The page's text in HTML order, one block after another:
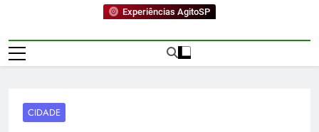
Experiências AgitoSP
CIDADE